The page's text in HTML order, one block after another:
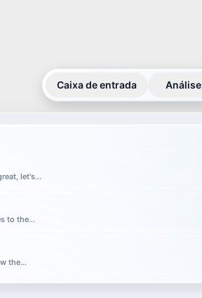
Clip 1
Caixa de entrada Análise
let's...
to the...
the...